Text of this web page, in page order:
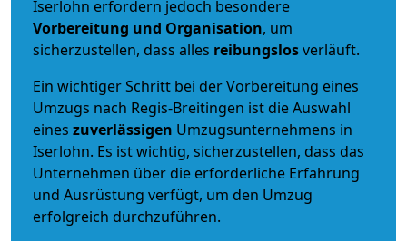
Iserlohn erfordern jedoch besondere
Vorbereitung und Organisation, um
sicherzustellen, dass alles reibungslosverläuft.
Ein wichtiger Schritt bei der Vorbereitung eines
Umzugs nach Regis-Breitingen ist die Auswahl
eines zuverlässigen Umzugsunternehmens in
Iserlohn. Es ist wichtig, sicherzustellen, dass das
Unternehmen über die erforderliche Erfahrung
und Ausrüstung verfügt, um den Umzug
erfolgreich durchzuführen.